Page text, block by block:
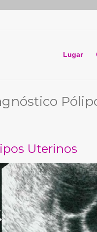
Lugar
Uterinos